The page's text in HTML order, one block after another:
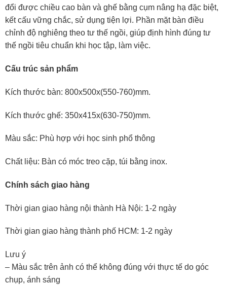
đổi được chiều cao bàn và ghế bằng cụm nâng hạ đặc biệt,
kết cấu vững chắc, sử dụng tiện lợi. Phần mặt bàn điều
chỉnh độ nghiêng theo tư thế ngồi, giúp định hình đúng tư
thế ngồi tiêu chuẩn khi học tập, làm việc.
Cấu trúc sản phẩm
Kích thước bàn: 800x500x(550-760)mm.
Kích thước ghế: 350x415x(630-750)mm.
Màu sắc: Phù hợp với học sinh phổ thông
Chất liệu: Bàn có móc treo cặp, túi bằng inox.
Chính sách giao hàng
Thời gian giao hàng nội thành Hà Nội: 1-2 ngày
Thời gian giao hàng thành phố HCM: 1-2 ngày
Lưu ý
– Màu sắc trên ảnh có thể không đúng với thực tế do góc
chụp, ánh sáng